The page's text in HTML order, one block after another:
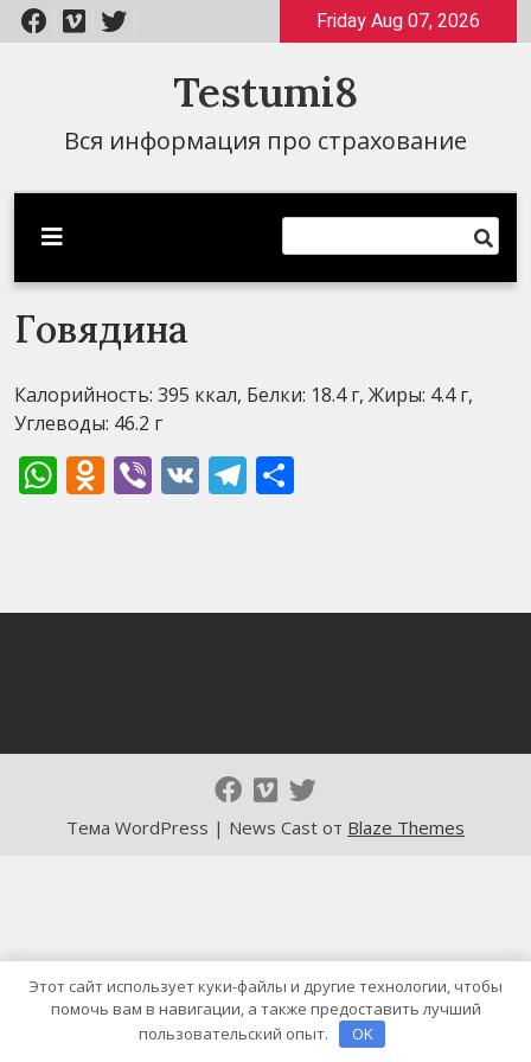
Перейти
к
Friday Aug 07, 2026
Testumi8
Вся информация про страхование
Говядина
Калорийность: 395 ккал, Белки: 18.4 г, Жиры: 4.4 г,
Углеводы: 46.2 г
WhatsApp
Odnoklassniki
Viber
VK Telegram
Тема WordPress | News Cast от Blaze Themes
Этот сайт использует куки-файлы и другие технологии, чтобы
помочь вам в навигации, а также предоставить лучший
пользовательский опыт.
OK